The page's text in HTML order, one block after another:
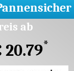
ab
20.79*